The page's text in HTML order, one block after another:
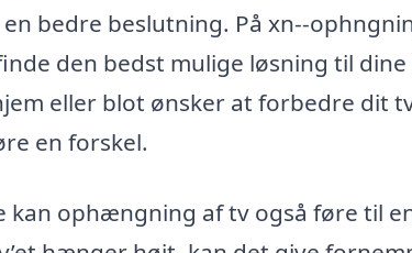
bedre beslutning. På xn--
den bedst mulige løsning til
eller blot ønsker at forbedre dit
en forskel.
kan ophængning af tv også føre til